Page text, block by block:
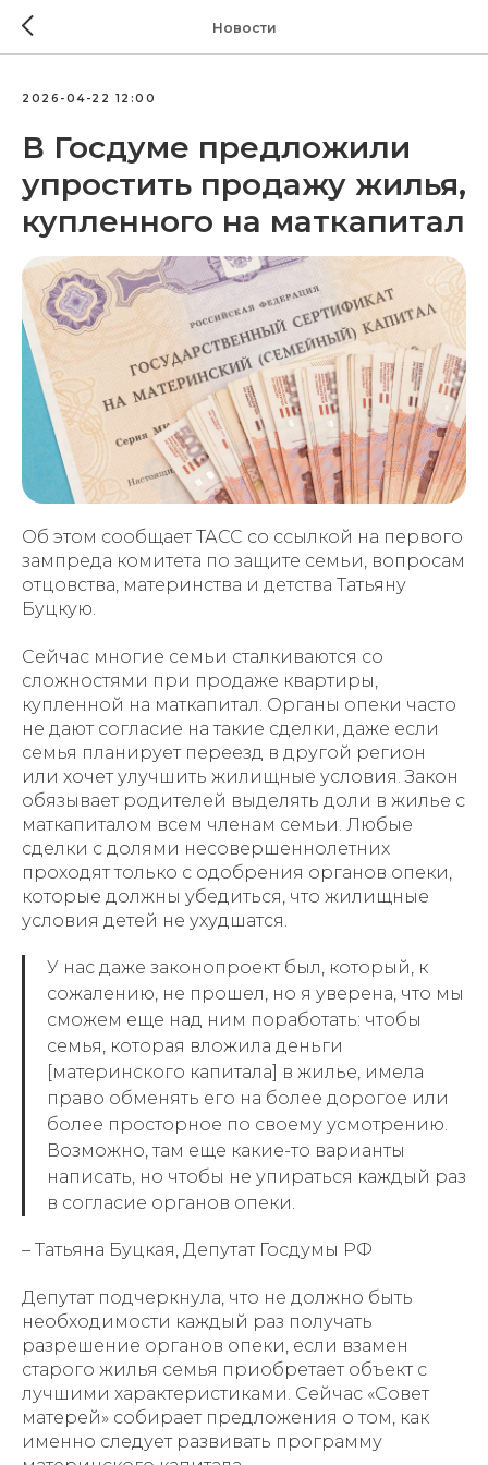
Новости
2026-04-22 12:00
В Госдуме предложили
упростить продажу жилья,
купленного на маткапитал
Об этом сообщает ТАСС со ссылкой на первого
зампреда комитета по защите семьи, вопросам
отцовства, материнства и детства Татьяну
Буцкую.
Сейчас многие семьи сталкиваются со
сложностями при продаже квартиры,
купленной на маткапитал. Органы опеки часто
не дают согласие на такие сделки, даже если
семья планирует переезд в другой регион
или хочет улучшить жилищные условия. Закон
обязывает родителей выделять доли в жилье с
маткапиталом всем членам семьи. Любые
сделки с долями несовершеннолетних
проходят только с одобрения органов опеки,
которые должны убедиться, что жилищные
условия детей не ухудшатся.
У нас даже законопроект был, который, к
сожалению, не прошел, но я уверена, что мы
сможем еще над ним поработать: чтобы
семья, которая вложила деньги
[материнского капитала] в жилье, имела
право обменять его на более дорогое или
более просторное по своему усмотрению.
Возможно, там еще какие-то варианты
написать, но чтобы не упираться каждый раз
в согласие органов опеки.
– Татьяна Буцкая, Депутат Госдумы РФ
Депутат подчеркнула, что не должно быть
необходимости каждый раз получать
разрешение органов опеки, если взамен
старого жилья семья приобретает объект с
лучшими характеристиками. Сейчас «Совет
матерей» собирает предложения о том, как
именно следует развивать программу